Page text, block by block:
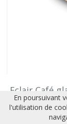
Eclair Café
45 gr.
0.73 CHF /
En poursuivant
l'utilisation de